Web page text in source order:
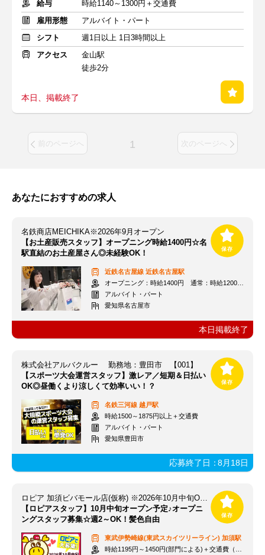
給与
時給1140～1300円＋交通費
雇用形態
アルバイト・パート
シフト
週1日以上 1日3時間以上
アクセス
金山駅
徒歩2分
本日、掲載終了
前のページへ 1 次のページへ
あなたにおすすめの求人
名鉄商店MEICHIKA※2026年9月オープン
【お土産販売スタッフ】オープニング時給1400円☆名
駅直結のお土産屋さん◎未経験OK！
近鉄名古屋線 近鉄名古屋駅
オープニング：時給1400円 通常：時給1200円～＋交通費全額支給
アルバイト・パート
愛知県名古屋市
本日掲載終了
株式会社アルバクルー 勤務地：豊田市 【001】
【スポーツ大会運営スタッフ】激レア／短期＆日払い
OK◎昼働くより涼しくて効率いい！？
名鉄三河線 越戸駅
時給1500～1875円以上＋交通費
アルバイト・パート
愛知県豊田市
応募終了日：8月18日
ロピア 加須ビバモール店(仮称) ※2026年10月中旬OPEN予定
【ロピアスタッフ】10月中旬オープン予定♪オープニ
ングスタッフ募集☆週2～OK！髪色自由
東武伊勢崎線(東武スカイツリーライン) 加須駅
時給1195円～1450円(部門による)＋交通費（社内規定）